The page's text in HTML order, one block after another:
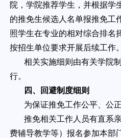
院，学院推荐学生，并根据学
的推免生候选人名单报推免工
照学生在专业的相对综合排名
按招生单位要求开展后续工作。
相关实施细则由有关学院
行。
四、回避制度细则
为保证推免工作公平、公
推免相关工作人员有直系
费辅导教学等）报名参加本部